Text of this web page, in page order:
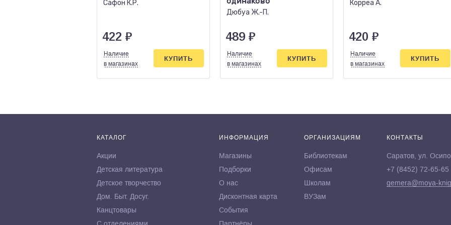
Сафон К.Р.
422 ₽
Наличие
в магазинах
КУПИТЬ
Дюбуа Ж.-П.
489 ₽
Наличие
в магазинах
КУПИТЬ
Корреа А.
420 ₽
Наличие
в магазинах
КУПИТЬ
КАТАЛОГ
Акции
Детская литература
Детское творчество
Дом. Быт. Досуг.
Канцтовары
ИНФОРМАЦИЯ
Магазины
Подборки
О нас
Дисконтная карта
События
ОРГАНИЗАЦИЯМ
Библиотекам
Офисам
Школам
ВУЗам
КОНТАКТЫ
Саратов, ул.
+7 (8452) 72-65-65
gemera@moya-